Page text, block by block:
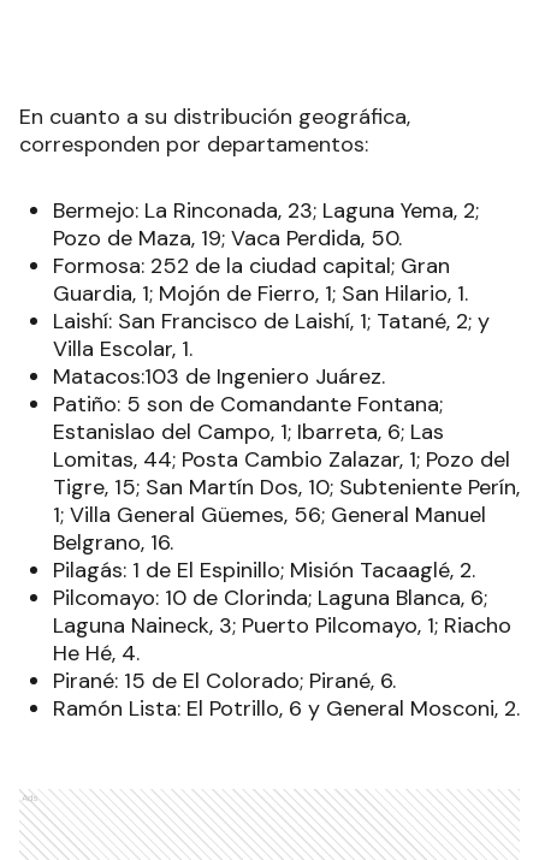
En cuanto a su distribución geográfica,
corresponden por departamentos:
Bermejo: La Rinconada, 23; Laguna Yema, 2;
Pozo de Maza, 19; Vaca Perdida, 50.
Formosa: 252 de la ciudad capital; Gran
Guardia, 1; Mojón de Fierro, 1; San Hilario, 1.
Laishí: San Francisco de Laishí, 1; Tatané, 2; y
Villa Escolar, 1.
Matacos:103 de Ingeniero Juárez.
Patiño: 5 son de Comandante Fontana;
Estanislao del Campo, 1; Ibarreta, 6; Las
Lomitas, 44; Posta Cambio Zalazar, 1; Pozo del
Tigre, 15; San Martín Dos, 10; Subteniente Perín,
1; Villa General Güemes, 56; General Manuel
Belgrano, 16.
Pilagás: 1 de El Espinillo; Misión Tacaaglé, 2.
Pilcomayo: 10 de Clorinda; Laguna Blanca, 6;
Laguna Naineck, 3; Puerto Pilcomayo, 1; Riacho
He Hé, 4.
Pirané: 15 de El Colorado; Pirané, 6.
Ramón Lista: El Potrillo, 6 y General Mosconi, 2.
Ads